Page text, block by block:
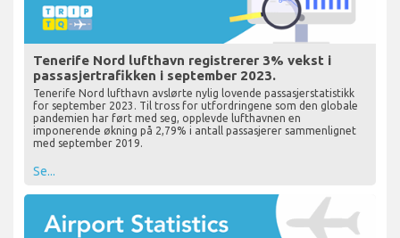
Tenerife Nord lufthavn registrerer 3% vekst i
passasjertrafikken i september 2023.
Tenerife Nord lufthavn avslørte nylig lovende passasjerstatistikk
for september 2023. Til tross for utfordringene som den globale
pandemien har ført med seg, opplevde lufthavnen en
imponerende økning på 2,79% i antall passasjerer sammenlignet
med september 2019.
Se...